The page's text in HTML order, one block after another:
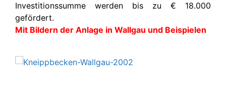
Investitionssumme werden bis zu € 18.000
gefördert.
Mit Bildern der Anlage in Wallgau und Beispielen